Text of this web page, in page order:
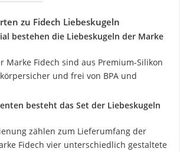
zu Fidech Liebeskugeln
bestehen die Liebeskugeln der Marke
Marke Fidech sind aus Premium-Silikon
und frei von BPA und
besteht das Set der Liebeskugeln
zählen zum Lieferumfang der
Fidech vier unterschiedlich gestaltete